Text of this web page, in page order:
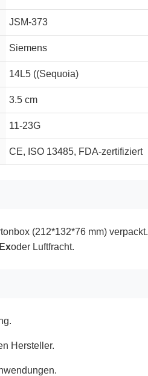
JSM-373
Siemens
14L5 ((Sequoia)
3.5 cm
11-23G
CE, ISO 13485, FDA-zertifiziert
(212*132*76 mm) verpackt.
oder Luftfracht.
Hersteller.